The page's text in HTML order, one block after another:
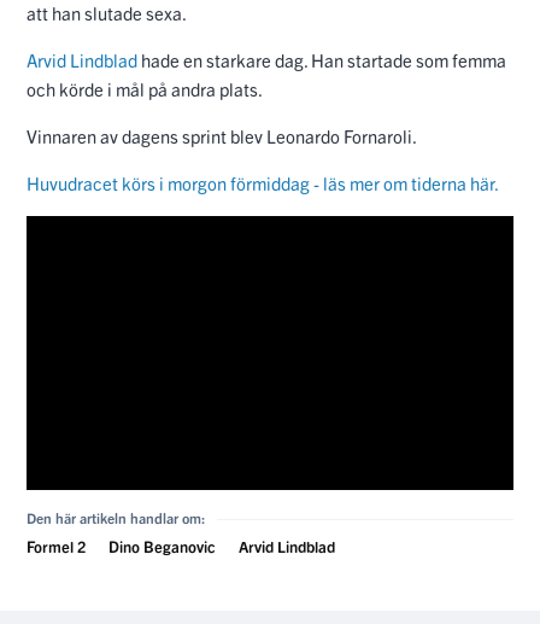
att han slutade sexa.
Arvid Lindblad hade en starkare dag. Han startade som femma
och körde i mål på andra plats.
Vinnaren av dagens sprint blev Leonardo Fornaroli.
Huvudracet körs i morgon förmiddag - läs mer om tiderna här.
Den här artikeln handlar om:
Formel 2 Dino Beganovic Arvid Lindblad